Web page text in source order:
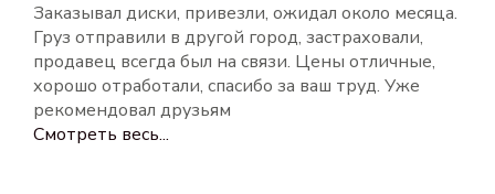
Заказывал диски, привезли, ожидал около месяца.
Груз отправили в другой город, застраховали,
продавец всегда был на связи. Цены отличные,
хорошо отработали, спасибо за ваш труд. Уже
рекомендовал друзьям
Смотреть весь...